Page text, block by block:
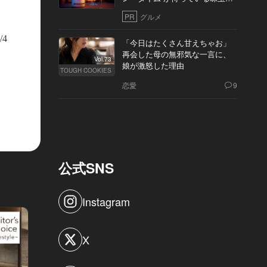
4
10軒
PR グルメ
Vol.73
TOUGH COOKIES
「今日はたくさん甘えちゃお」
再会した母の無邪気な一言に、
娘が激怒した理由
恋愛 9
公式SNS
Instagram
X